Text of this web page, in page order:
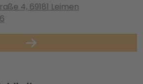
4, 69181 Leimen